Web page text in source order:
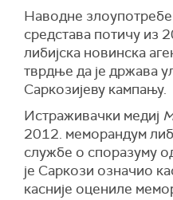
Наводне злоупотребе
средстава потичу из
либијска новинска
тврдње да је држава
Саркозијеву кампању.
Истраживачки медиј
2012. меморандум
службе о споразуму
је Саркози означио
касније оцениле